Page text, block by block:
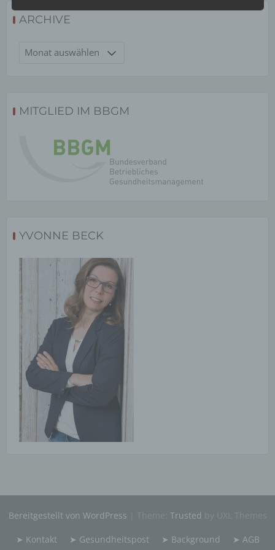
ARCHIVE
Archive
MITGLIED IM BBGM
YVONNE BECK
Bereitgestellt von WordPress Trusted
➤ Kontakt ➤ Gesundheitspost ➤ Background ➤ AGB
natürliche Person (im Folgenden „betroffene
Person") beziehen. Als identifizierbar wird eine
Kennung wie einem Namen, zu einer Kennnummer,
kulturellen oder sozialen Identität dieser natürlichen
b) betroffene Person
Betroffene Person ist jede identifizierte oder
Verarbeitung ist jeder mit oder ohne Hilfe
automatisierter Verfahren ausgeführte Vorgang oder
jede solche Vorgangsreihe im Zusammenhang mit
personenbezogenen Daten wie das Erheben, das
Erfassen, die Organisation, das Ordnen, die
Speicherung, die Anpassung oder Veränderung, das
Auslesen, das Abfragen, die Verwendung, die
Offenlegung durch Übermittlung, Verbreitung oder
eine andere Form der Bereitstellung, den Abgleich
oder die Verknüpfung, die Einschränkung, das
Löschen oder die Vernichtung.
d) Einschränkung der Verarbeitung
personenbezogener Daten, die darin besteht, dass